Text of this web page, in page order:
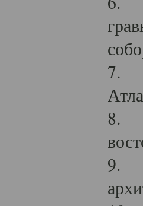
7.
8.
9.